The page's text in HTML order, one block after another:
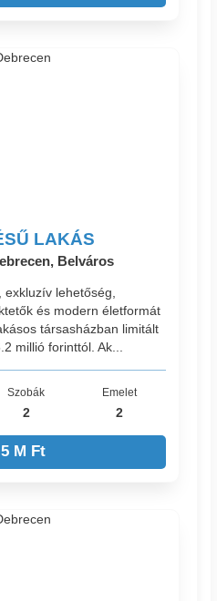
LAKÁS
Belváros
exkluzív lehetőség,
és modern életformát
társasházban limitált
millió forinttól. Ak...
Szobák
2
Emelet
2
M Ft